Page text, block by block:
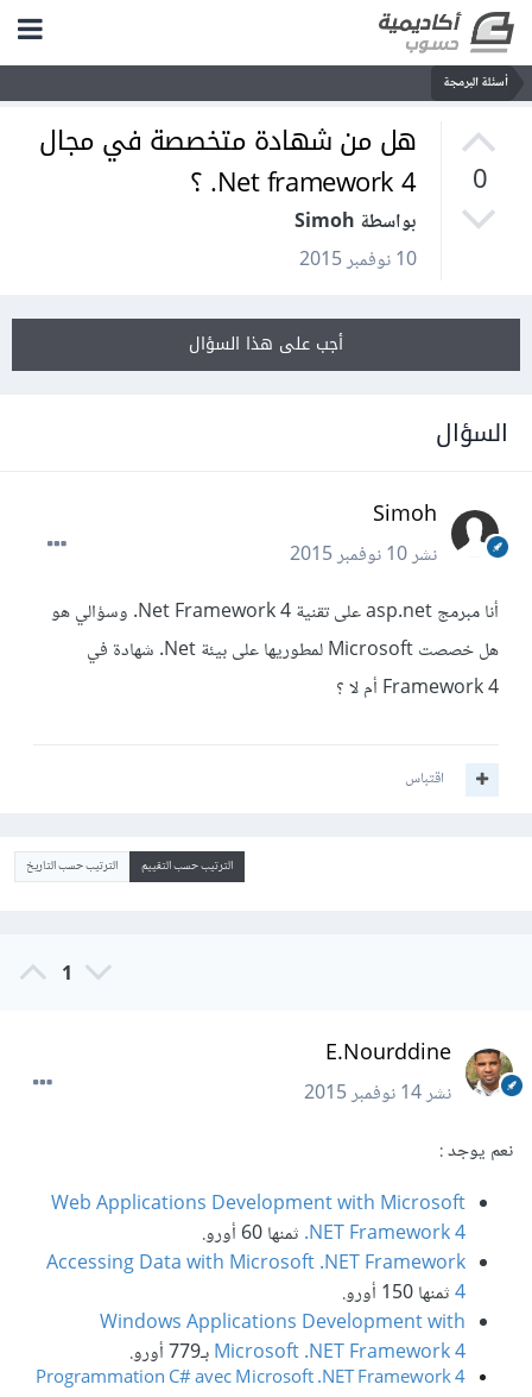
أسئلة البرمجة
0
هل من شهادة متخصصة في مجال
Net framework 4. ؟
بواسطة Simoh
10 نوفمبر 2015
أجب على هذا السؤال
السؤال
Simoh
نشر10 نوفمبر 2015
أنا مبرمج asp.net على تقنية Net Framework 4. وسؤالي هو
هل خصصت Microsoft لمطوريها على بيئة Net. شهادة في
Framework 4 أم لا ؟
اقتباس
الترتيب حسب التقييم الترتيب حسب التاريخ
1
E.Nourddine
نشر14 نوفمبر 2015
نعم يوجد :
Web Applications Development with Microsoft
.NET Framework 4ثمنها 60 أورو.
Accessing Data with Microsoft .NET Framework
4ثمنها 150 أورو.
Windows Applications Development with
Microsoft .NET Framework 4بـ779 أورو.
Programmation C# avec Microsoft .NET Framework 4